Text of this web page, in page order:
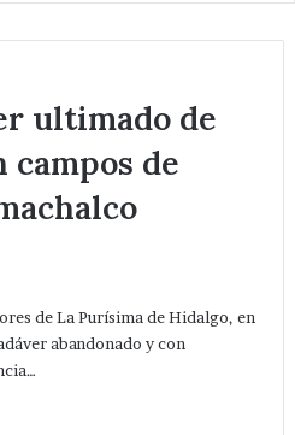
ultimado de
campos de
de La Purísima de Hidalgo, en
abandonado y con